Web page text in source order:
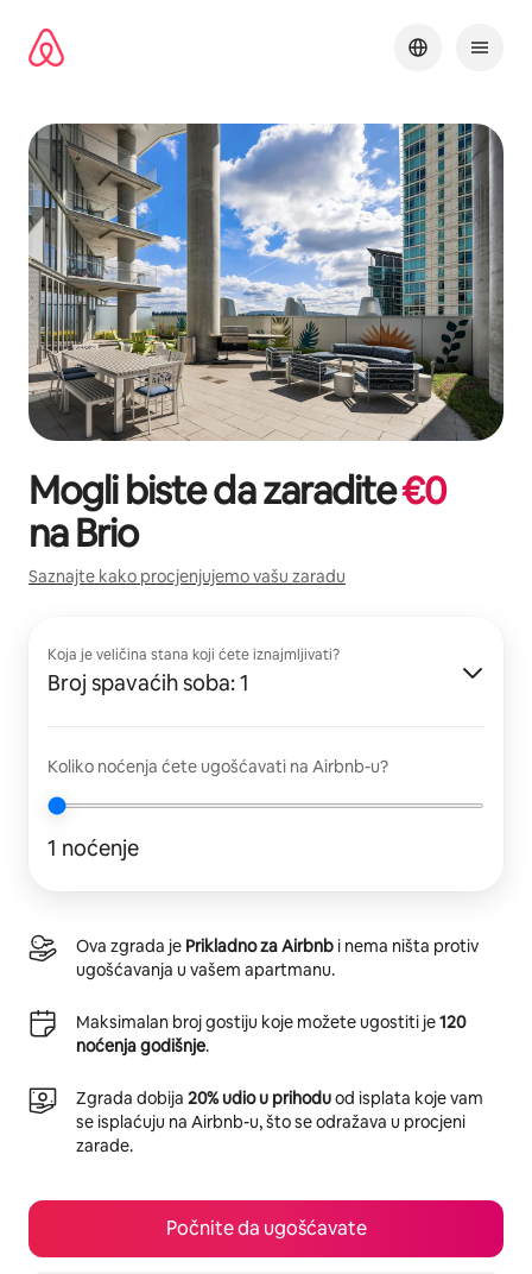
sadržaj
Mogli biste da zaradite€0
naBrio
Saznajte kako procjenjujemo vašu zaradu
Koja je veličina stana koji ćete iznajmljivati?
Broj spavaćih soba: 1
Koliko noćenja ćete ugošćavati na Airbnb-u?
1 noćenje
Ova zgrada je Prikladno za Airbnb i nema ništa protiv
ugošćavanja u vašem apartmanu.
Maksimalan broj gostiju koje možete ugostiti je120
noćenja godišnje.
Zgrada dobija 20% udio u prihoduod isplata koje vam
se isplaćuju na Airbnb-u, što se odražava u procjeni
zarade.
Počnite da ugošćavate